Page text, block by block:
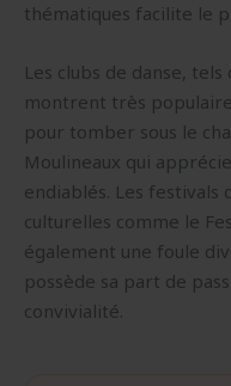
thématiques facilite le
Les clubs de danse, tels
montrent très
pour tomber sous le
Moulineaux qui
endiablés. Les festivals
culturelles comme le
également une foule
possède sa part de
convivialité.